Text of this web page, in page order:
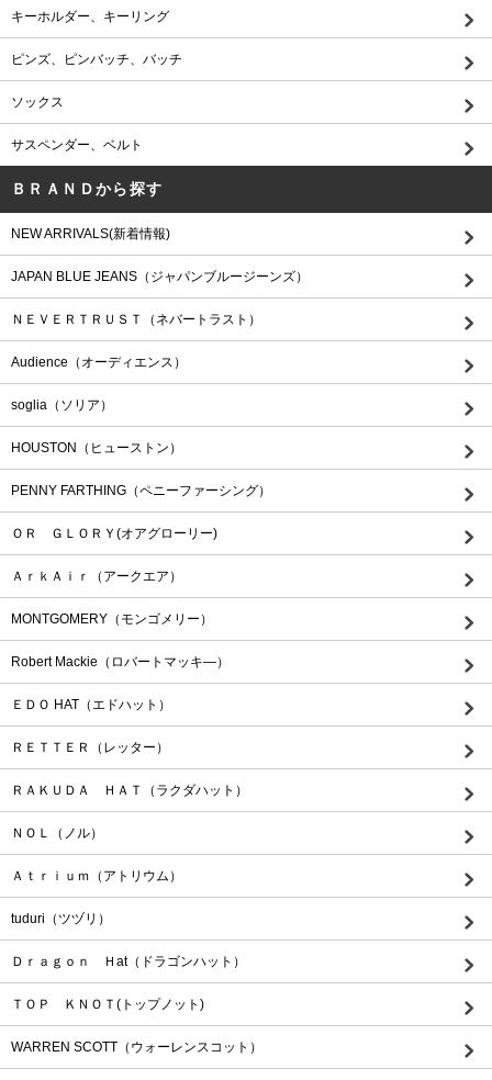
キーホルダー、キーリング
ピンズ、ピンバッチ、バッチ
ソックス
サスペンダー、ベルト
ＢＲＡＮＤから探す
NEW ARRIVALS(新着情報)
JAPAN BLUE JEANS（ジャパンブルージーンズ）
ＮＥＶＥＲＴＲＵＳＴ（ネバートラスト）
Audience（オーディエンス）
soglia（ソリア）
HOUSTON（ヒューストン）
PENNY FARTHING（ペニーファーシング）
ＯＲ ＧＬＯＲＹ(オアグローリー)
ＡｒｋＡｉｒ（アークエア）
MONTGOMERY（モンゴメリー）
Robert Mackie（ロバートマッキ―）
ＥＤＯ HAT（エドハット）
ＲＥＴＴＥＲ（レッター）
ＲＡＫＵＤＡ ＨＡＴ（ラクダハット）
ＮＯＬ（ノル）
Ａｔｒｉｕｍ（アトリウム）
tuduri（ツヅリ）
Ｄｒａｇｏｎ Ｈat（ドラゴンハット）
ＴＯＰ ＫＮＯＴ(トップノット)
WARREN SCOTT（ウォーレンスコット）